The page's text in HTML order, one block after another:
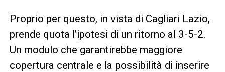
Proprio per questo, in vista di Cagliari Lazio,
prende quota l’ipotesi di un ritorno al 3-5-2.
Un modulo che garantirebbe maggiore
copertura centrale e la possibilità di inserire